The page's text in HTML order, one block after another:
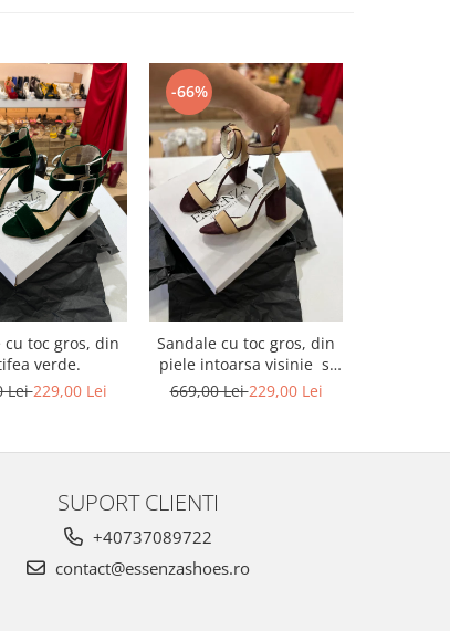
cu toc gros, din
verde.
Lei229,00 Lei
-66%
Sandale cu toc gros, din
piele intoarsa visinie si
piele nude
669,00 Lei229,00 Lei
SUPORT CLIENTI
+40737089722
contact@essenzashoes.ro